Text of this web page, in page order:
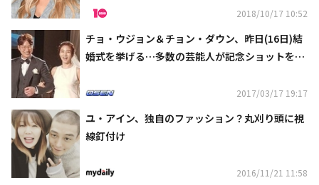
2018/10/17 10:52
チョ・ウジョン＆チョン・ダウン、昨日(16日)結
婚式を挙げる…多数の芸能人が記念ショットを公
2017/03/17 19:17
ユ・アイン、独自のファッション？丸刈り頭に視
線釘付け
2016/11/21 11:58